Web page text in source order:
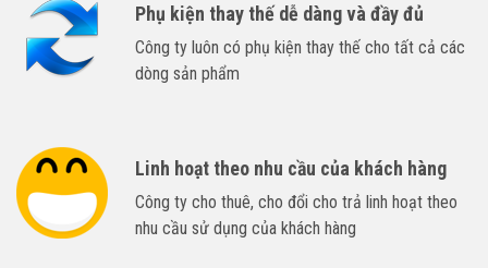
Phụ kiện thay thế dễ dàng và đầy đủ
Công ty luôn có phụ kiện thay thế cho tất cả các
dòng sản phẩm
Linh hoạt theo nhu cầu của khách hàng
Công ty cho thuê, cho đổi cho trả linh hoạt theo
nhu cầu sử dụng của khách hàng